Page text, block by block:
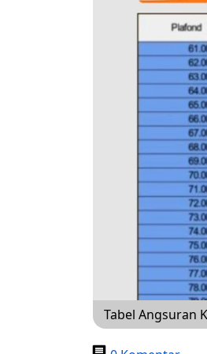
Tabel Angsuran